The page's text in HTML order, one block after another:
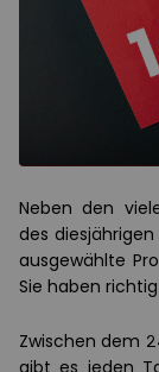
Neben den
des
ausgewählte
Sie haben
Zwischen dem
gibt es jeden